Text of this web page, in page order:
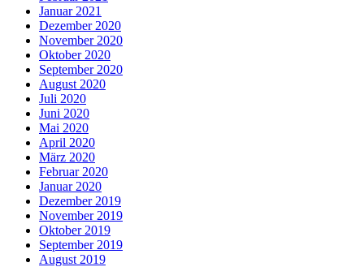
Januar 2021
Dezember 2020
November 2020
Oktober 2020
September 2020
August 2020
Juli 2020
Juni 2020
Mai 2020
April 2020
März 2020
Februar 2020
Januar 2020
Dezember 2019
November 2019
Oktober 2019
September 2019
August 2019